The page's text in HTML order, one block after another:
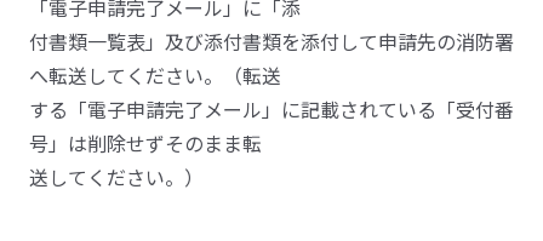
「電子申請完了メール」に「添
付書類一覧表」及び添付書類を添付して申請先の消防署
へ転送してください。（転送
する「電子申請完了メール」に記載されている「受付番
号」は削除せずそのまま転
送してください。）